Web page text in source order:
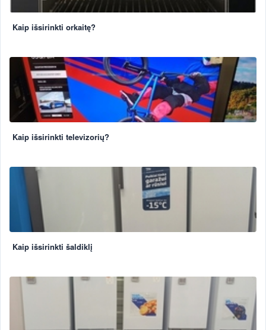
Kaip išsirinkti orkaitę?
Kaip išsirinkti televizorių?
Kaip išsirinkti šaldiklį